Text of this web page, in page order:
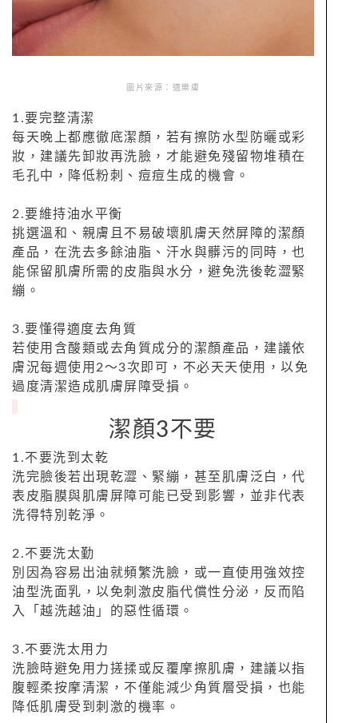
圖片來源：適樂膚
1.要完整清潔
每天晚上都應徹底潔顏，若有擦防水型防曬或彩
妝，建議先卸妝再洗臉，才能避免殘留物堆積在
毛孔中，降低粉刺、痘痘生成的機會。
2.要維持油水平衡
挑選溫和、親膚且不易破壞肌膚天然屏障的潔顏
產品，在洗去多餘油脂、汗水與髒污的同時，也
能保留肌膚所需的皮脂與水分，避免洗後乾澀緊
繃。
3.要懂得適度去角質
若使用含酸類或去角質成分的潔顏產品，建議依
膚況每週使用2～3次即可，不必天天使用，以免
過度清潔造成肌膚屏障受損。
潔顏3不要
1.不要洗到太乾
洗完臉後若出現乾澀、緊繃，甚至肌膚泛白，代
表皮脂膜與肌膚屏障可能已受到影響，並非代表
洗得特別乾淨。
2.不要洗太勤
別因為容易出油就頻繁洗臉，或一直使用強效控
油型洗面乳，以免刺激皮脂代償性分泌，反而陷
入「越洗越油」的惡性循環。
3.不要洗太用力
洗臉時避免用力搓揉或反覆摩擦肌膚，建議以指
腹輕柔按摩清潔，不僅能減少角質層受損，也能
降低肌膚受到刺激的機率。